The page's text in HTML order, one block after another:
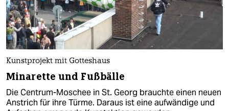
Kunstprojekt mit Gotteshaus
Minarette und Fußbälle
Die Centrum-Moschee in St. Georg brauchte einen neuen
Anstrich für ihre Türme. Daraus ist eine aufwändige und